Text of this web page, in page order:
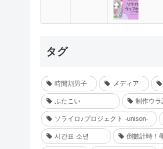
タグ
時間割男子 メディア
ふたこい 制作ウラ
ソライロ♪プロジェクト -unison-
시간표 소년 倒數計時！